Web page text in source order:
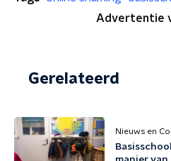
Advertentie
Gerelateerd
Nieuws en Co